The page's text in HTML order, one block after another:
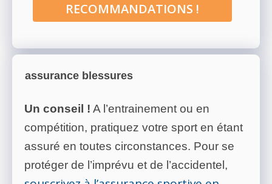
RECOMMANDATIONS !
assurance blessures
Un conseil ! A l’entrainement ou en
compétition, pratiquez votre sport en étant
assuré en toutes circonstances. Pour se
protéger de l’imprévu et de l’accidentel,